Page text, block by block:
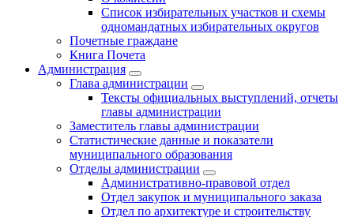
Список избирательных участков и схемы
одномандатных избирательных округов
Почетные граждане
Книга Почета
Администрация
Глава администрации
Тексты официальных выступлений, отчеты
главы администрации
Заместитель главы администрации
Статистические данные и показатели
муниципального образования
Отделы администрации
Административно-правовой отдел
Отдел закупок и муниципального заказа
Отдел по архитектуре и строительству